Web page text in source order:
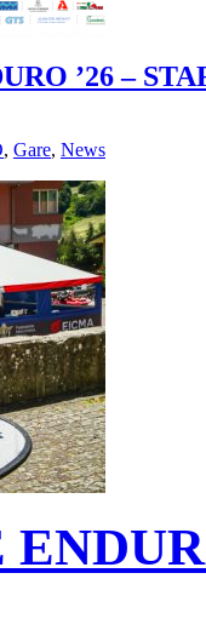
’26 –
, Gare, News